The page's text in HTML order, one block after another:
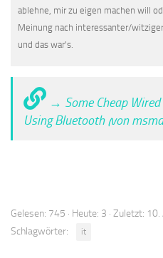
ablehne, mir zu eigen machen will
Meinung nach interessanter/
und das war's.
→ Some Cheap
Using Bluetooth (von
Gelesen: 745 · Heute: 3 · Zuletzt:
Schlagwörter:
it